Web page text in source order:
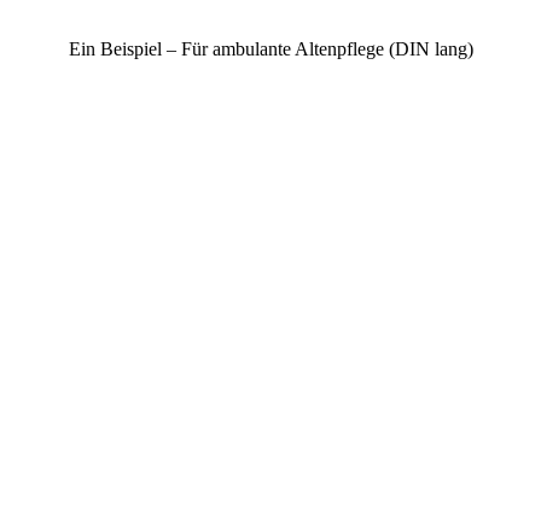
Ein Beispiel – Für ambulante Altenpflege (DIN lang)